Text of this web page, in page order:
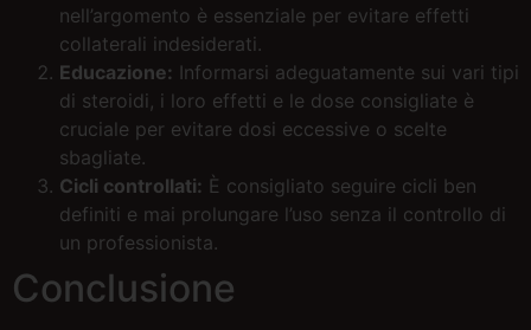
nell’argomento è essenziale per evitare effetti
collaterali indesiderati.
Educazione: Informarsi adeguatamente sui vari tipi
di steroidi, i loro effetti e le dose consigliate è
cruciale per evitare dosi eccessive o scelte
sbagliate.
Cicli controllati: È consigliato seguire cicli ben
definiti e mai prolungare l’uso senza il controllo di
un professionista.
Conclusione